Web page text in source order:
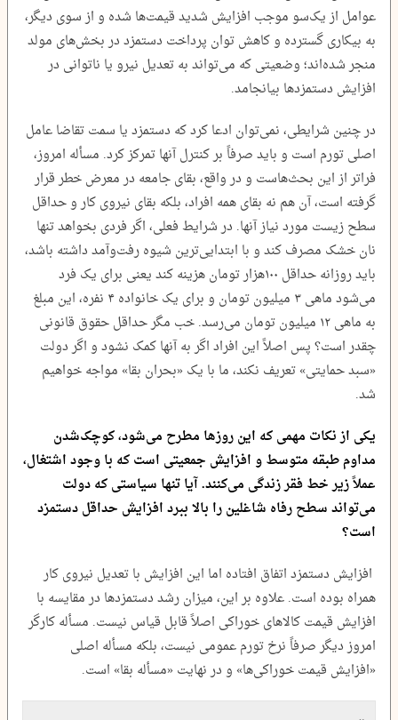
عوامل از یک‌سو موجب افزایش شدید قیمت‌ها شده و از سوی دیگر،
به بیکاری گسترده و کاهش توان پرداخت دستمزد در بخش‌های مولد
منجر شده‌اند؛ وضعیتی که می‌تواند به تعدیل نیرو یا ناتوانی در
افزایش دستمزدها بیانجامد.
در چنین شرایطی، نمی‌توان ادعا کرد که دستمزد یا سمت تقاضا عامل
اصلی تورم است و باید صرفاً بر کنترل آنها تمرکز کرد. مسأله امروز،
فراتر از این بحث‌هاست و در واقع، بقای جامعه در معرض خطر قرار
گرفته است، آن هم نه بقای همه افراد، بلکه بقای نیروی کار و حداقل
سطح زیست مورد نیاز آنها. در شرایط فعلی، اگر فردی بخواهد تنها
نان خشک مصرف کند و با ابتدایی‌ترین شیوه رفت‌وآمد داشته باشد،
باید روزانه حداقل ۱۰۰هزار تومان هزینه کند یعنی برای یک فرد
می‌شود ماهی ۳ میلیون تومان و برای یک خانواده ۴ نفره، این مبلغ
به ماهی ۱۲ میلیون تومان می‌رسد. خب مگر حداقل حقوق قانونی
چقدر است؟ پس اصلاً این افراد اگر به آنها کمک نشود و اگر دولت
«سبد حمایتی» تعریف نکند، ما با یک «بحران بقا» مواجه خواهیم
شد.
یکی از نکات مهمی که این روزها مطرح می‌شود، کوچک‌شدن
مداوم طبقه متوسط و افزایش جمعیتی است که با وجود اشتغال،
عملاً زیر خط فقر زندگی می‌کنند. آیا تنها سیاستی که دولت
می‌تواند سطح رفاه شاغلین را بالا ببرد افزایش حداقل دستمزد
است؟
افزایش دستمزد اتفاق افتاده اما این افزایش با تعدیل نیروی کار
همراه بوده است. علاوه بر این، میزان رشد دستمزدها در مقایسه با
افزایش قیمت کالاهای خوراکی اصلاً قابل قیاس نیست. مسأله کارگر
امروز دیگر صرفاً نرخ تورم عمومی نیست، بلکه مسأله اصلی
«افزایش قیمت خوراکی‌ها» و در نهایت «مسأله بقا» است.